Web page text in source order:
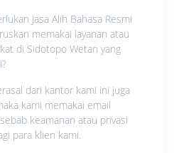
Jasa Alih Bahasa Resmi
memakai layanan atau
di Sidotopo Wetan yang
dari kantor kami ini juga
kami memakai email
keamanan atau privasi
para klien kami.